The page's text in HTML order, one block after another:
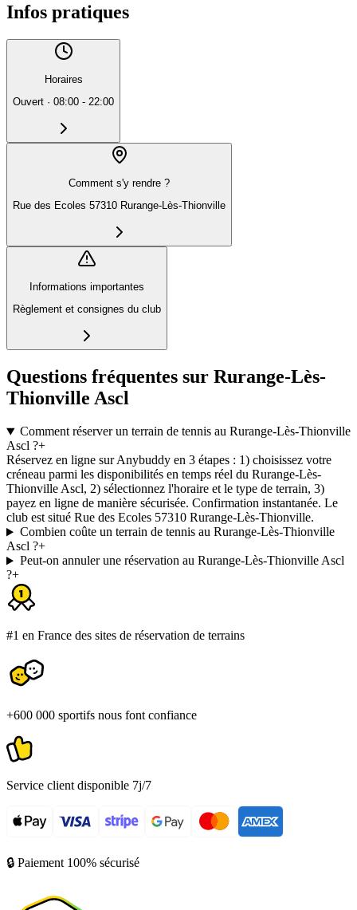
Infos pratiques
Horaires
Ouvert · 08:00 - 22:00
Comment s'y rendre ?
Rue des Ecoles 57310 Rurange-Lès-Thionville
Informations importantes
Règlement et consignes du club
Questions fréquentes sur Rurange-Lès-
Thionville Ascl
Comment réserver un terrain de tennis au Rurange-Lès-Thionville
Ascl ?+
Réservez en ligne sur Anybuddy en 3 étapes : 1) choisissez votre
créneau parmi les disponibilités en temps réel du Rurange-Lès-
Thionville Ascl, 2) sélectionnez l'horaire et le type de terrain, 3)
payez en ligne de manière sécurisée. Confirmation instantanée. Le
club est situé Rue des Ecoles 57310 Rurange-Lès-Thionville.
Combien coûte un terrain de tennis au Rurange-Lès-Thionville
Ascl ?+
Peut-on annuler une réservation au Rurange-Lès-Thionville Ascl
?+
#1 en France des sites de réservation de terrains
+600 000 sportifs nous font confiance
Service client disponible 7j/7
🔒 Paiement 100% sécurisé